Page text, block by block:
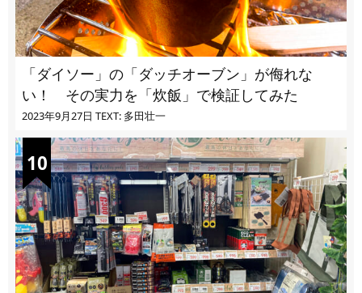
「ダイソー」の「ダッチオーブン」が侮れな
い！ その実力を「炊飯」で検証してみた
2023年9月27日 TEXT: 多田壮一